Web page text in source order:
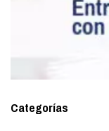
Categorías